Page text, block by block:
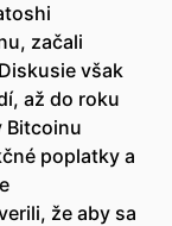
začali
však
až do roku
Bitcoinu
poplatky a
že aby sa